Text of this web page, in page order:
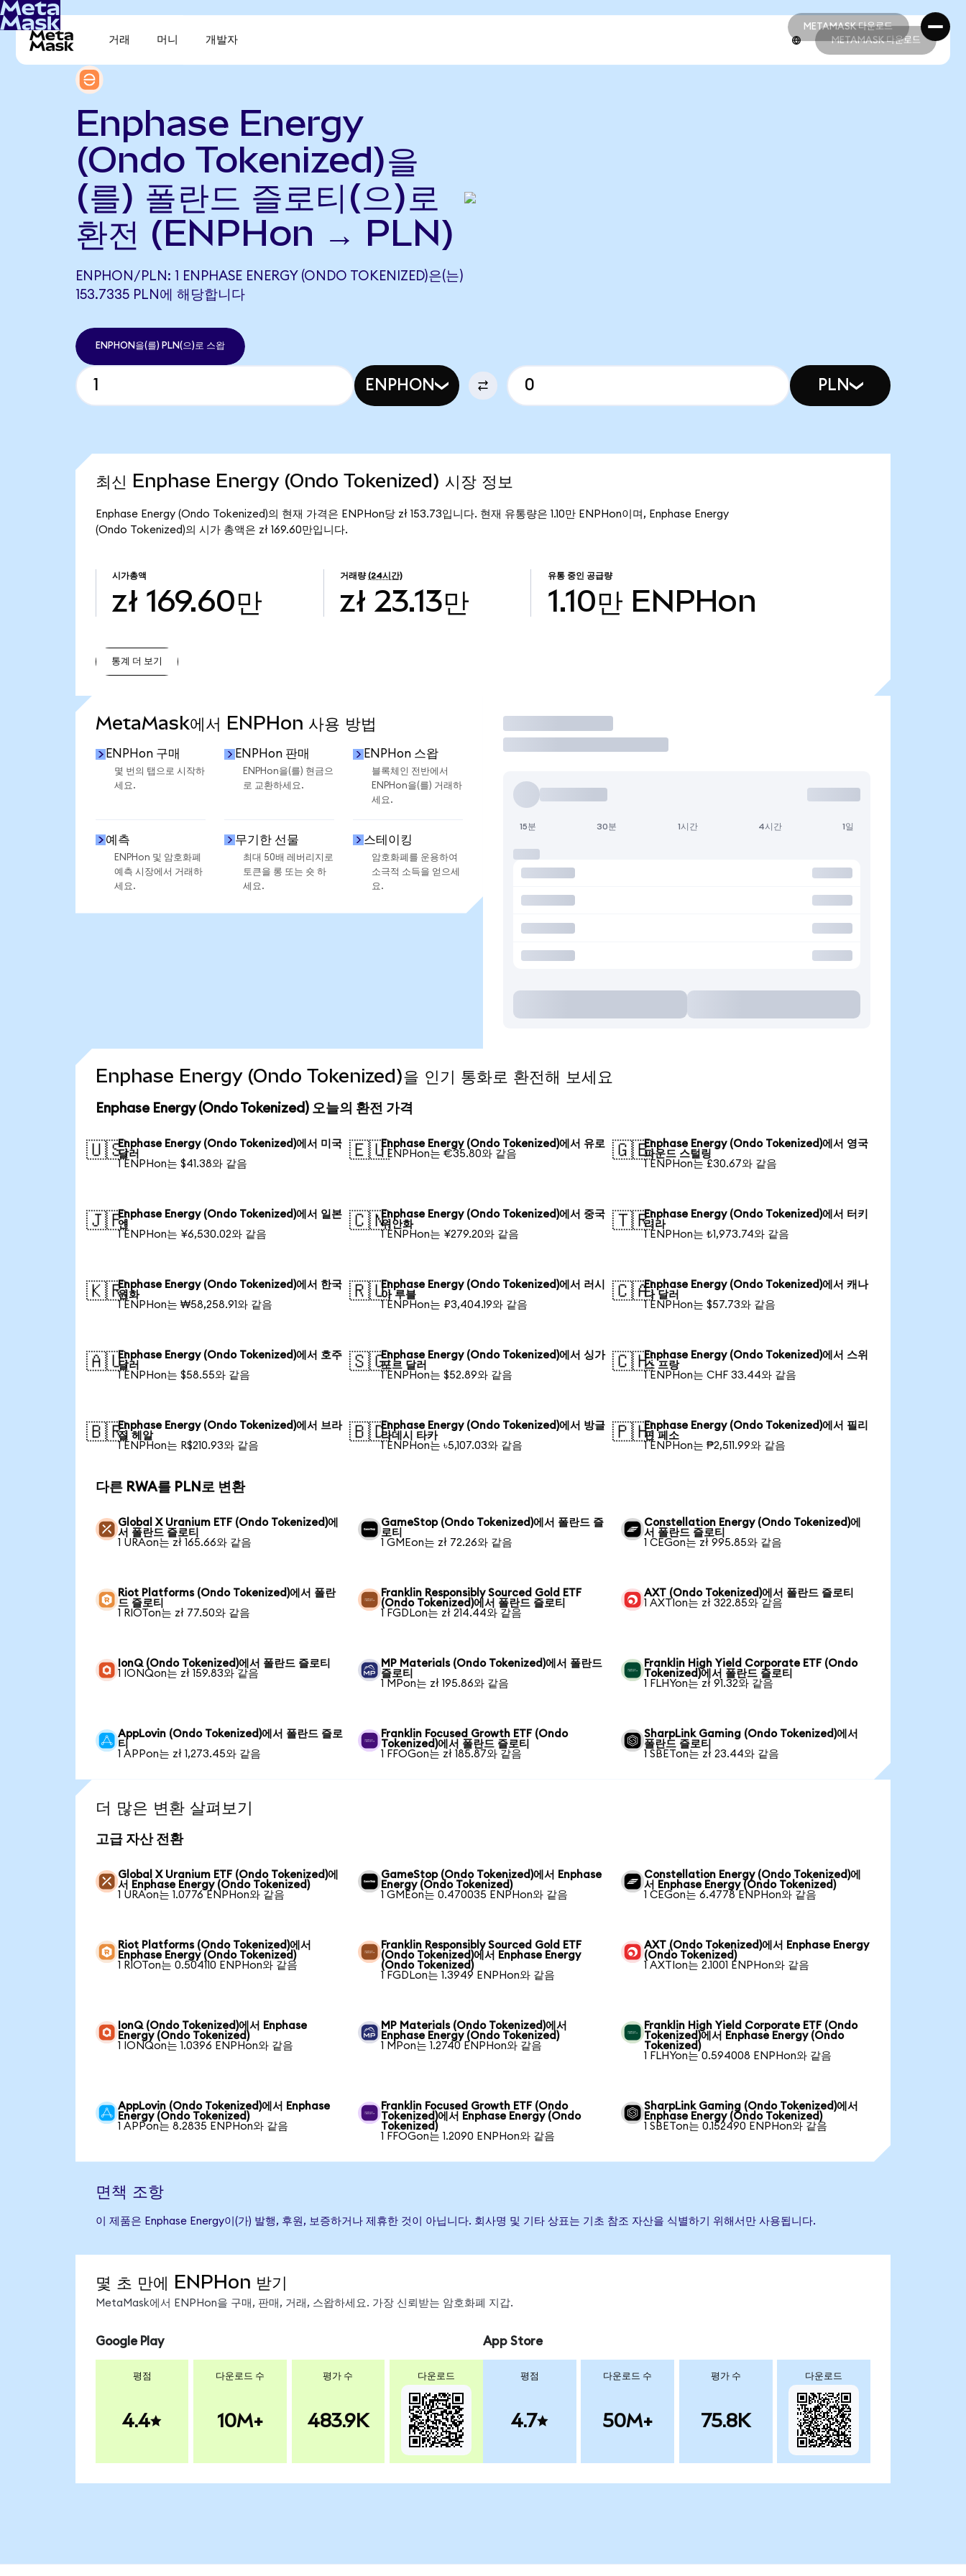
METAMASK 다운로드
METAMASK 다운로드
거래 머니 개발자 METAMASK 다운로드
Enphase Energy
(Ondo Tokenized)을
(를) 폴란드 즐로티(으)로
환전 (ENPHon → PLN)
ENPHON/PLN: 1 ENPHASE ENERGY (ONDO TOKENIZED)은(는)
153.7335 PLN에 해당합니다
ENPHON을(를) PLN(으)로 스왑
ENPHON PLN
최신 Enphase Energy (Ondo Tokenized) 시장 정보
Enphase Energy (Ondo Tokenized)의 현재 가격은 ENPHon당 zł 153.73입니다. 현재 유통량은 1.10만 ENPHon이며, Enphase Energy
(Ondo Tokenized)의 시가 총액은 zł 169.60만입니다.
시가총액
zł 169.60만
거래량 (24시간)
zł 23.13만
유통 중인 공급량
1.10만 ENPHon
통계 더 보기
MetaMask에서 ENPHon 사용 방법
ENPHon 구매
몇 번의 탭으로 시작하
세요.
ENPHon 판매
ENPHon을(를) 현금으
로 교환하세요.
ENPHon 스왑
블록체인 전반에서
ENPHon을(를) 거래하
세요.
예측
ENPHon 및 암호화폐
예측 시장에서 거래하
세요.
무기한 선물
최대 50배 레버리지로
토큰을 롱 또는 숏 하
세요.
스테이킹
암호화폐를 운용하여
소극적 소득을 얻으세
요.
거래
15분 30분 1시간 4시간 1일
Enphase Energy (Ondo Tokenized)을 인기 통화로 환전해 보세요
Enphase Energy (Ondo Tokenized) 오늘의 환전 가격
🇺🇸Enphase Energy (Ondo Tokenized)에서 미국
달러
1 ENPHon는 $41.38와 같음
🇪🇺Enphase Energy (Ondo Tokenized)에서 유로
1 ENPHon는 €35.80와 같음
🇬🇧Enphase Energy (Ondo Tokenized)에서 영국
파운드 스털링
1 ENPHon는 £30.67와 같음
🇯🇵Enphase Energy (Ondo Tokenized)에서 일본
엔
1 ENPHon는 ¥6,530.02와 같음
🇨🇳Enphase Energy (Ondo Tokenized)에서 중국
위안화
1 ENPHon는 ¥279.20와 같음
🇹🇷Enphase Energy (Ondo Tokenized)에서 터키
리라
1 ENPHon는 ₺1,973.74와 같음
🇰🇷Enphase Energy (Ondo Tokenized)에서 한국
원화
1 ENPHon는 ₩58,258.91와 같음
🇷🇺Enphase Energy (Ondo Tokenized)에서 러시
아 루블
1 ENPHon는 ₽3,404.19와 같음
🇨🇦Enphase Energy (Ondo Tokenized)에서 캐나
다 달러
1 ENPHon는 $57.73와 같음
🇦🇺Enphase Energy (Ondo Tokenized)에서 호주
달러
1 ENPHon는 $58.55와 같음
🇸🇬Enphase Energy (Ondo Tokenized)에서 싱가
포르 달러
1 ENPHon는 $52.89와 같음
🇨🇭Enphase Energy (Ondo Tokenized)에서 스위
스 프랑
1 ENPHon는 CHF 33.44와 같음
🇧🇷Enphase Energy (Ondo Tokenized)에서 브라
질 헤알
1 ENPHon는 R$210.93와 같음
🇧🇩Enphase Energy (Ondo Tokenized)에서 방글
라데시 타카
1 ENPHon는 ৳5,107.03와 같음
🇵🇭Enphase Energy (Ondo Tokenized)에서 필리
핀 페소
1 ENPHon는 ₱2,511.99와 같음
다른 RWA를 PLN로 변환
Global X Uranium ETF (Ondo Tokenized)에
서 폴란드 즐로티
1 URAon는 zł 165.66와 같음
GameStop (Ondo Tokenized)에서 폴란드 즐
로티
1 GMEon는 zł 72.26와 같음
Constellation Energy (Ondo Tokenized)에
서 폴란드 즐로티
1 CEGon는 zł 995.85와 같음
Riot Platforms (Ondo Tokenized)에서 폴란
드 즐로티
1 RIOTon는 zł 77.50와 같음
Franklin Responsibly Sourced Gold ETF
(Ondo Tokenized)에서 폴란드 즐로티
1 FGDLon는 zł 214.44와 같음
AXT (Ondo Tokenized)에서 폴란드 즐로티
1 AXTIon는 zł 322.85와 같음
IonQ (Ondo Tokenized)에서 폴란드 즐로티
1 IONQon는 zł 159.83와 같음
MP Materials (Ondo Tokenized)에서 폴란드
즐로티
1 MPon는 zł 195.86와 같음
Franklin High Yield Corporate ETF (Ondo
Tokenized)에서 폴란드 즐로티
1 FLHYon는 zł 91.32와 같음
AppLovin (Ondo Tokenized)에서 폴란드 즐로
티
1 APPon는 zł 1,273.45와 같음
Franklin Focused Growth ETF (Ondo
Tokenized)에서 폴란드 즐로티
1 FFOGon는 zł 185.87와 같음
SharpLink Gaming (Ondo Tokenized)에서
폴란드 즐로티
1 SBETon는 zł 23.44와 같음
더 많은 변환 살펴보기
고급 자산 전환
Global X Uranium ETF (Ondo Tokenized)에
서 Enphase Energy (Ondo Tokenized)
1 URAon는 1.0776 ENPHon와 같음
GameStop (Ondo Tokenized)에서 Enphase
Energy (Ondo Tokenized)
1 GMEon는 0.470035 ENPHon와 같음
Constellation Energy (Ondo Tokenized)에
서 Enphase Energy (Ondo Tokenized)
1 CEGon는 6.4778 ENPHon와 같음
Riot Platforms (Ondo Tokenized)에서
Enphase Energy (Ondo Tokenized)
1 RIOTon는 0.504110 ENPHon와 같음
Franklin Responsibly Sourced Gold ETF
(Ondo Tokenized)에서 Enphase Energy
(Ondo Tokenized)
1 FGDLon는 1.3949 ENPHon와 같음
AXT (Ondo Tokenized)에서 Enphase Energy
(Ondo Tokenized)
1 AXTIon는 2.1001 ENPHon와 같음
IonQ (Ondo Tokenized)에서 Enphase
Energy (Ondo Tokenized)
1 IONQon는 1.0396 ENPHon와 같음
MP Materials (Ondo Tokenized)에서
Enphase Energy (Ondo Tokenized)
1 MPon는 1.2740 ENPHon와 같음
Franklin High Yield Corporate ETF (Ondo
Tokenized)에서 Enphase Energy (Ondo
Tokenized)
1 FLHYon는 0.594008 ENPHon와 같음
AppLovin (Ondo Tokenized)에서 Enphase
Energy (Ondo Tokenized)
1 APPon는 8.2835 ENPHon와 같음
Franklin Focused Growth ETF (Ondo
Tokenized)에서 Enphase Energy (Ondo
Tokenized)
1 FFOGon는 1.2090 ENPHon와 같음
SharpLink Gaming (Ondo Tokenized)에서
Enphase Energy (Ondo Tokenized)
1 SBETon는 0.152490 ENPHon와 같음
면책 조항
이 제품은 Enphase Energy이(가) 발행, 후원, 보증하거나 제휴한 것이 아닙니다. 회사명 및 기타 상표는 기초 참조 자산을 식별하기 위해서만 사용됩니다.
몇 초 만에 ENPHon 받기
MetaMask에서 ENPHon을 구매, 판매, 거래, 스왑하세요. 가장 신뢰받는 암호화폐 지갑.
Google Play
평점
4.4
다운로드 수
10M+
평가 수
483.9K
다운로드
App Store
평점
4.7
다운로드 수
50M+
평가 수
75.8K
다운로드